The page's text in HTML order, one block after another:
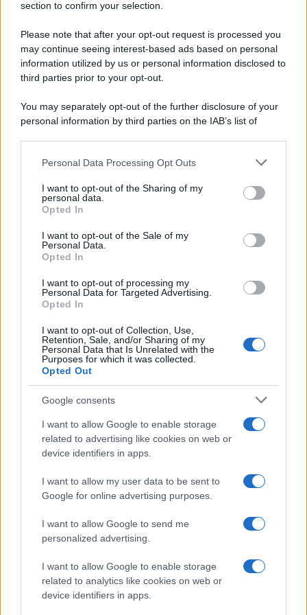
section to confirm your selection.
Please note that after your opt-out request is processed you
may continue seeing interest-based ads based on personal
information utilized by us or personal information disclosed to
third parties prior to your opt-out.
You may separately opt-out of the further disclosure of your
personal information by third parties on the IAB’s list of
This information may also be disclosed by us to third parties
disclose it to other third parties.
Please note that this website/app uses one or more Google
services and may gather and store information including but
not limited to your visit or usage behaviour. You may click to
grant or deny consent to Google and its third-party tags to
consent section.
Personal Data Processing Opt Outs
I want to opt-out of the Sharing of my
personal data.
Opted In
I want to opt-out of the Sale of my
Personal Data.
Opted In
I want to opt-out of processing my
Personal Data for Targeted Advertising.
Opted In
I want to opt-out of Collection, Use,
Retention, Sale, and/or Sharing of my
Personal Data that Is Unrelated with the
Purposes for which it was collected.
Opted Out
Google consents
I want to allow Google to enable storage
related to advertising like cookies on web or
device identifiers in apps.
I want to allow my user data to be sent to
Google for online advertising purposes.
I want to allow Google to send me
personalized advertising.
I want to allow Google to enable storage
related to analytics like cookies on web or
device identifiers in apps.
Motors Magazine 365
Home Magazine 365
Cineverse Magazine
SecondHomeMagazine
Francia
Investieren24
News Hub UK
Lgbtq News
Olanda
Investeren 24